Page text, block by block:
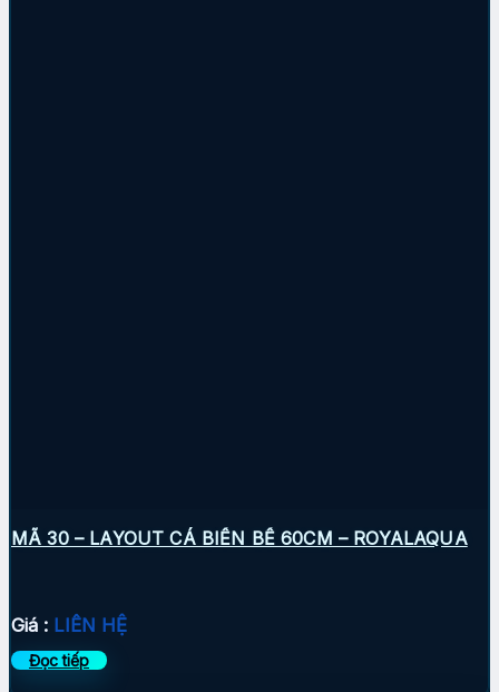
MÃ 30 – LAYOUT CÁ BIỂN BỂ 60CM – ROYALAQUA
Giá : LIÊN HỆ
Đọc tiếp